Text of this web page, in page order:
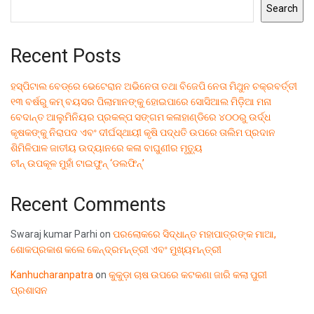
Search
Recent Posts
ହସ୍ପିଟାଲ ବେଡ୍‌ରେ ଭେଟେରାନ ଅଭିନେତା ତଥା ବିଜେପି ନେତା ମିଥୁନ ଚକ୍ରବର୍ତ୍ତୀ
୧୩ ବର୍ଷରୁ କମ୍ ବୟସର ପିଲାମାନଙ୍କୁ ହୋଇପାରେ ସୋସିଆଲ ମିଡ଼ିଆ ମନା
ବେଦାନ୍ତ ଆଲୁମିନିୟର ପ୍ରକଳ୍ପ ସଙ୍ଗମ କଳାହାଣ୍ଡିରେ ୪୦୦ରୁ ଉର୍ଦ୍ଧ
କୃଷକଙ୍କୁ ନିରାପଦ ଏବଂ ଦୀର୍ଘସ୍ଥାୟୀ କୃଷି ପଦ୍ଧତି ଉପରେ ତାଲିମ ପ୍ରଦାନ
ଶିମିଳିପାଳ ଜାତୀୟ ଉଦ୍ୟାନରେ କଳା ବାଘୁଣୀର ମୃତ୍ୟୁ
ଚୀନ୍ ଉପକୂଳ ମୁହାଁ ଟାଇଫୁନ୍ ‘ଡଲଫିନ୍’
Recent Comments
Swaraj kumar Parhi on ପରଲୋକରେ ସିଦ୍ଧାନ୍ତ ମହାପାତ୍ରଙ୍କ ମାଆ,
ଶୋକପ୍ରକାଶ କଲେ କେନ୍ଦ୍ରମନ୍ତ୍ରୀ ଏବଂ ମୁଖ୍ୟମନ୍ତ୍ରୀ
Kanhucharanpatraon କୁକୁଡ଼ା ଚାଷ ଉପରେ କଟକଣା ଜାରି କଲା ପୁରୀ
ପ୍ରଶାସନ